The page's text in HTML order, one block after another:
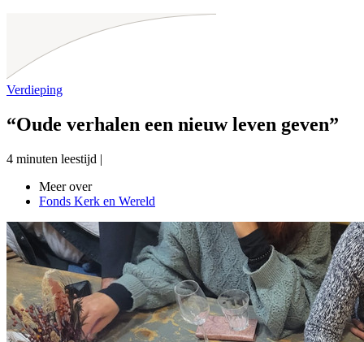
Verdieping
“Oude verhalen een nieuw leven geven”
4 minuten leestijd |
Meer over
Fonds Kerk en Wereld